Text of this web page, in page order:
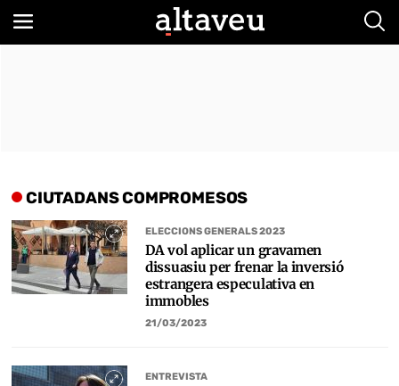
CIUTADANS COMPROMESOS
ELECCIONS GENERALS 2023
DA vol aplicar un gravamen
dissuasiu per frenar la inversió
estrangera especulativa en
immobles
21/03/2023
ENTREVISTA